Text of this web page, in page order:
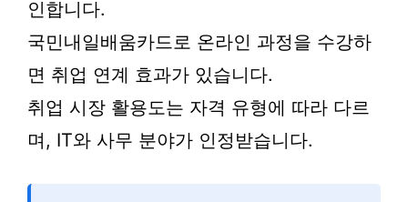
인합니다.
국민내일배움카드로 온라인 과정을 수강하
면 취업 연계 효과가 있습니다.
취업 시장 활용도는 자격 유형에 따라 다르
며, IT와 사무 분야가 인정받습니다.